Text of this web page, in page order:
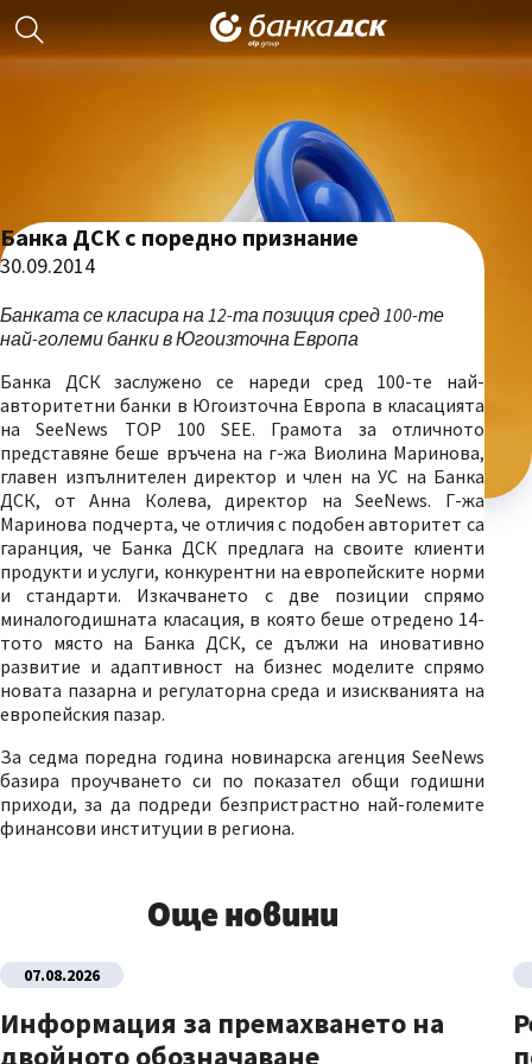
Банка ДСК с поредно признание
30.09.2014
Банката се класира на 12-та позиция сред 100-те
най-големи банки в Югоизточна Европа
Банка ДСК заслужено се нареди сред 100-те най-
авторитетни банки в Югоизточна Европа в класацията
на SeeNews TOP 100 SEE. Грамота за отличното
представяне беше връчена на г-жа Виолина Маринова,
главен изпълнителен директор и член на УС на Банка
ДСК, от Анна Колева, директор на SeeNews. Г-жа
Маринова подчерта, че отличия с подобен авторитет са
гаранция, че Банка ДСК предлага на своите клиенти
продукти и услуги, конкурентни на европейските норми
и стандарти. Изкачването с две позиции спрямо
миналогодишната класация, в която беше отредено 14-
тото място на Банка ДСК, се дължи на иновативно
развитие и адаптивност на бизнес моделите спрямо
новата пазарна и регулаторна среда и изискванията на
европейския пазар.
За седма поредна година новинарска агенция SeeNews
базира проучването си по показател общи годишни
приходи, за да подреди безпристрастно най-големите
финансови институции в региона.
Още новини
07.08.2026
Информация за премахването на
двойното обозначаване